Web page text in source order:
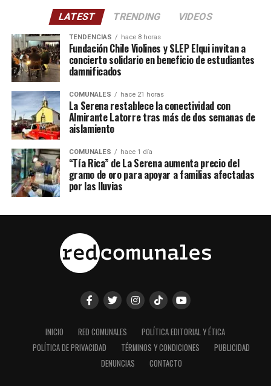
LATEST TRENDING VIDEOS
TENDENCIAS hace 8 horas
Fundación Chile Violines y SLEP Elqui invitan a
concierto solidario en beneficio de estudiantes
damnificados
COMUNALES hace 21 horas
La Serena restablece la conectividad con
Almirante Latorre tras más de dos semanas de
aislamiento
COMUNALES hace 1 día
“Tía Rica” de La Serena aumenta precio del
gramo de oro para apoyar a familias afectadas
por las lluvias
INICIO RED COMUNALES
POLÍTICA EDITORIAL Y ÉTICA
POLÍTICA DE PRIVACIDAD
TÉRMINOS Y CONDICIONES
PUBLICIDAD
DENUNCIAS
CONTACTO